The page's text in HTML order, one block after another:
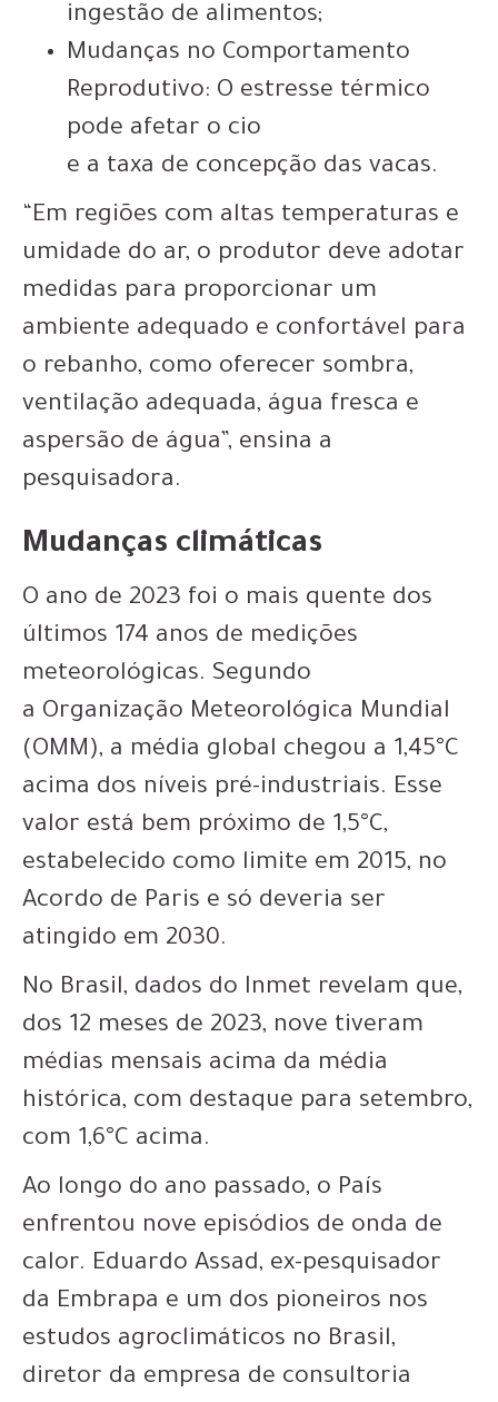
ingestão de alimentos;
Mudanças no Comportamento
Reprodutivo: O estresse térmico
pode afetar o cio
e a taxa de concepção das vacas.
“Em regiões com altas temperaturas e
umidade do ar, o produtor deve adotar
medidas para proporcionar um
ambiente adequado e confortável para
o rebanho, como oferecer sombra,
ventilação adequada, água fresca e
aspersão de água”, ensina a
pesquisadora.
Mudanças climáticas
O ano de 2023 foi o mais quente dos
últimos 174 anos de medições
meteorológicas. Segundo
a Organização Meteorológica Mundial
(OMM), a média global chegou a 1,45°C
acima dos níveis pré-industriais. Esse
valor está bem próximo de 1,5°C,
estabelecido como limite em 2015, no
Acordo de Paris e só deveria ser
atingido em 2030.
No Brasil, dados do Inmet revelam que,
dos 12 meses de 2023, nove tiveram
médias mensais acima da média
histórica, com destaque para setembro,
com 1,6°C acima.
Ao longo do ano passado, o País
enfrentou nove episódios de onda de
calor. Eduardo Assad, ex-pesquisador
da Embrapa e um dos pioneiros nos
estudos agroclimáticos no Brasil,
diretor da empresa de consultoria